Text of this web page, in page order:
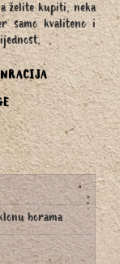
želite kupiti, neka
samo kvaliteno i
borama